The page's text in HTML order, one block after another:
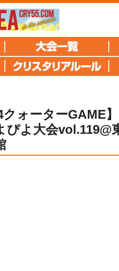
4クォーターGAME
ぴよ大会vol.119@